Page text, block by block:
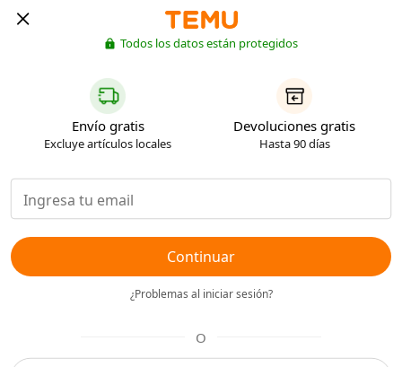
Todos los datos están protegidos
Envío gratis
Excluye artículos locales
Devoluciones gratis
Hasta 90 días
Continuar
¿Problemas al iniciar sesión?
O